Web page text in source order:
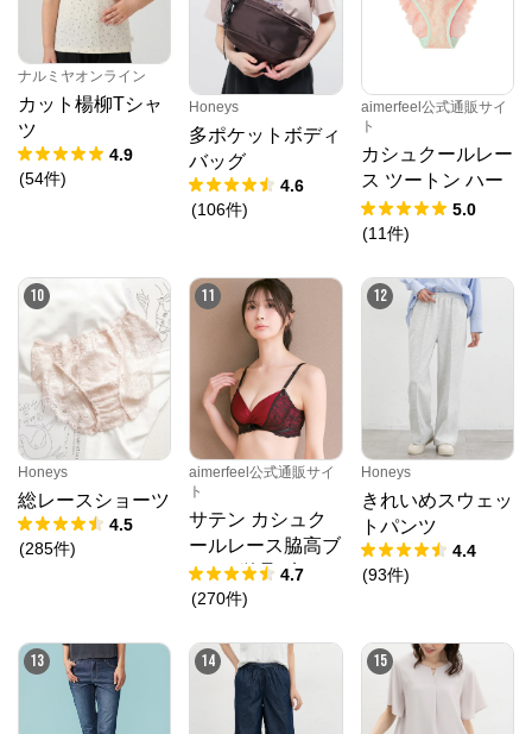
ナルミヤオンライン
カット楊柳Tシャ
ツ
4.9
(54件)
Honeys
多ポケットボディ
バッグ
4.6
(106件)
aimerfeel公式通販サイ
ト
カシュクールレー
ス ツートン ハー
フバックショーツ
5.0
(11件)
10
Honeys
総レースショーツ
4.5
(285件)
11
aimerfeel公式通販サイ
ト
サテン カシュク
ールレース脇高ブ
ラ(R) 単品ブラジ
ャー
4.7
(270件)
12
Honeys
きれいめスウェッ
トパンツ
4.4
(93件)
13 14 15
PMbox ピーアンドエム公式オンラインストア
公式ECサイト
PMbox ピーアンドエム公式オンラインストア
からのコメント
https://onlinestore.pandm.co.jp/shop/